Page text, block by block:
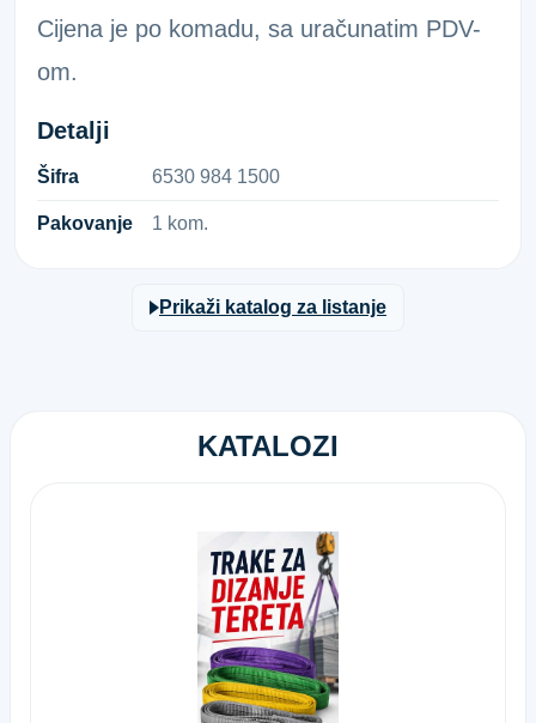
Cijena je po komadu, sa uračunatim PDV-
om.
Detalji
Šifra 6​5​3​0​ ​9​8​4​ ​1​5​0​0​
Pakovanje 1 kom.
Prikaži katalog za listanje
KATALOZI